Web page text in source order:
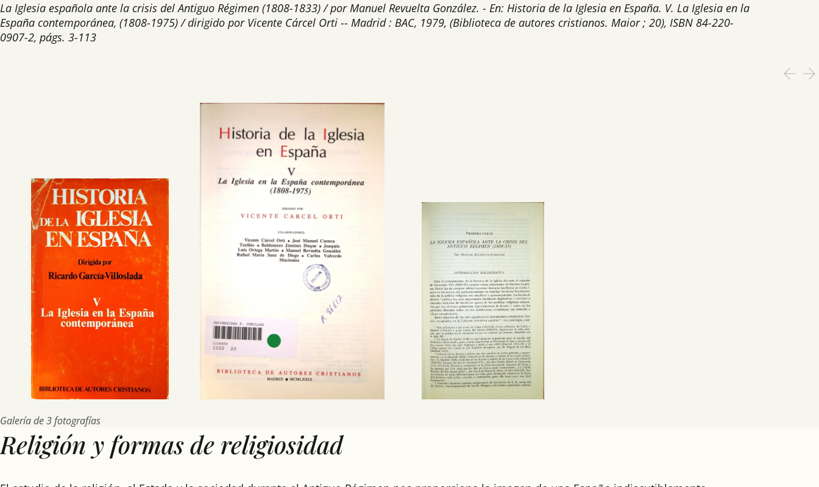
La Iglesia española ante la crisis del Antiguo Régimen (1808-1833) / por Manuel Revuelta González. - En: Historia de la Iglesia en España. V. La Iglesia en la
España contemporánea, (1808-1975) / dirigido por Vicente Cárcel Orti -- Madrid : BAC, 1979, (Biblioteca de autores cristianos. Maior ; 20), ISBN 84-220-
0907-2, págs. 3-113
Galería de 3 fotografías
Religión y formas de religiosidad